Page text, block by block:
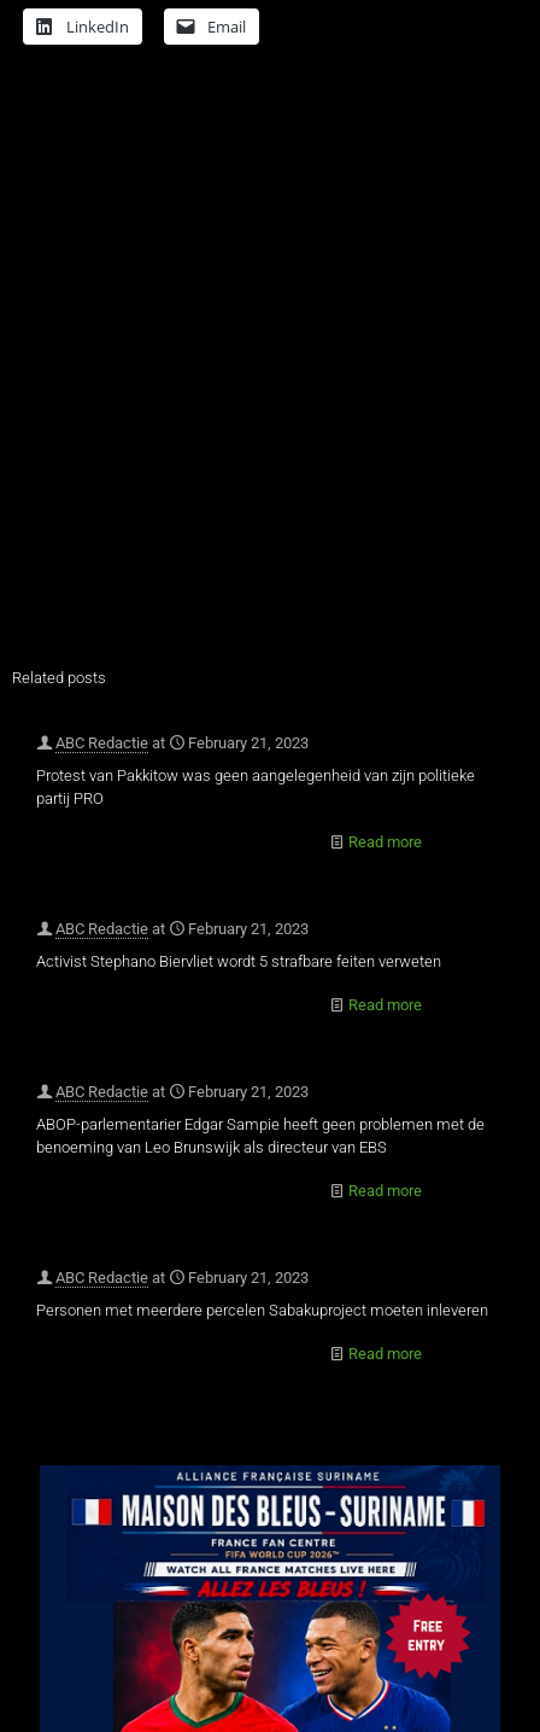
LinkedIn Email
Related posts
ABC Redactie at
February 21, 2023
Protest van Pakkitow was geen aangelegenheid van zijn politieke
partij PRO
Read more
ABC Redactie at
February 21, 2023
Activist Stephano Biervliet wordt 5 strafbare feiten verweten
Read more
ABC Redactie at
February 21, 2023
ABOP-parlementarier Edgar Sampie heeft geen problemen met de
benoeming van Leo Brunswijk als directeur van EBS
Read more
ABC Redactie at
February 21, 2023
Personen met meerdere percelen Sabakuproject moeten inleveren
Read more